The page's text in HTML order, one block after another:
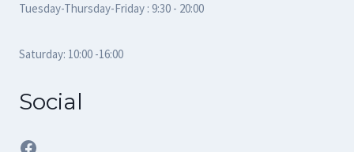
Tuesday-Thursday-Friday : 9:30 - 20:00
Saturday: 10:00 -16:00
Social
Facebook